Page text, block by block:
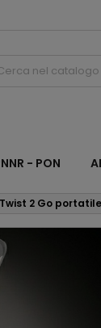
- PON
2 Go portatile